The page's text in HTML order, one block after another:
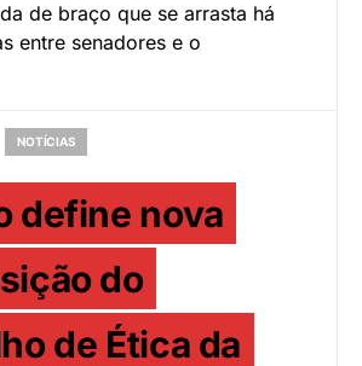
de braço que se arrasta há
entre senadores e o
NOTÍCIAS
define nova
do
de Ética da